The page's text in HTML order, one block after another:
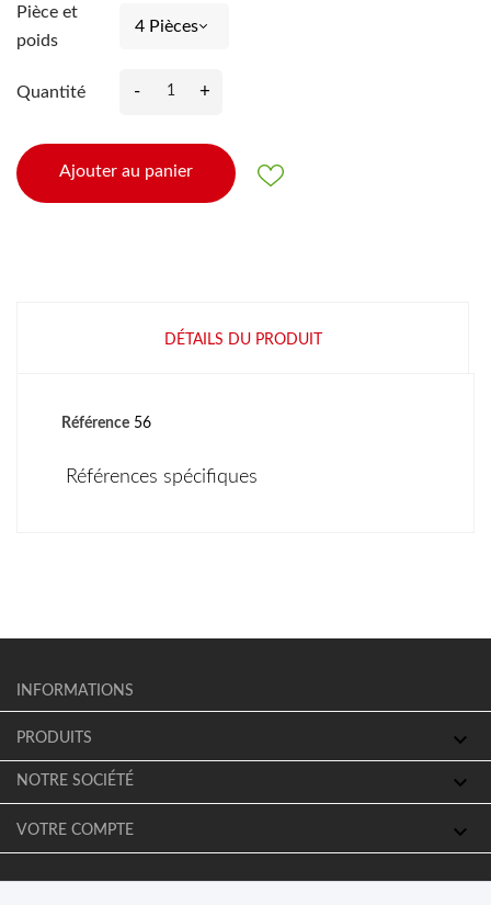
Pièce et
poids
Quantité - +
Ajouter au panier
DÉTAILS DU PRODUIT
Référence 56
Références spécifiques
INFORMATIONS
PRODUITS 
NOTRE SOCIÉTÉ 
VOTRE COMPTE 